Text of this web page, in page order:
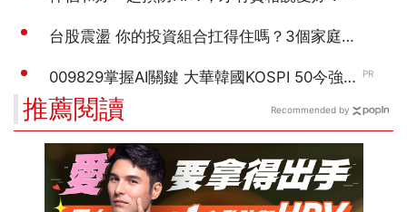
推薦閱讀 Recommended by